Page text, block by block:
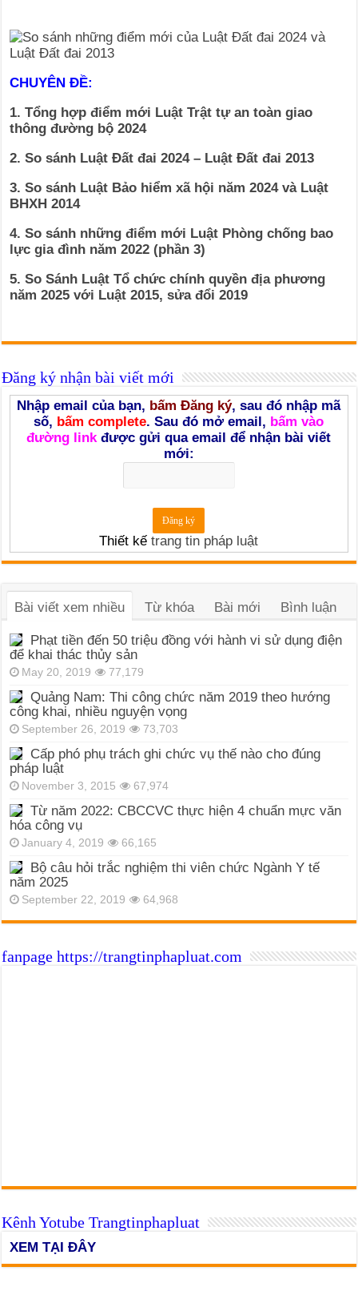
CHUYÊN ĐỀ:
1. Tổng hợp điểm mới Luật Trật tự an toàn giao
thông đường bộ 2024
2. So sánh Luật Đất đai 2024 – Luật Đất đai 2013
3. So sánh Luật Bảo hiểm xã hội năm 2024 và Luật
BHXH 2014
4. So sánh những điểm mới Luật Phòng chống bao
lực gia đình năm 2022 (phần 3)
5. So Sánh Luật Tổ chức chính quyền địa phương
năm 2025 với Luật 2015, sửa đổi 2019
Đăng ký nhận bài viết mới
Nhập email của bạn, bấm Đăng ký, sau đó nhập mã
số, bấm complete. Sau đó mở email, bấm vào
đường link được gửi qua email để nhận bài viết
mới:
Thiết kếtrang tin pháp luật
Bài viết xem nhiều Từ khóa Bài mới Bình luận
Phạt tiền đến 50 triệu đồng với hành vi sử dụng điện
để khai thác thủy sản
May 20, 2019 77,179
Quảng Nam: Thi công chức năm 2019 theo hướng
công khai, nhiều nguyện vọng
September 26, 2019 73,703
Cấp phó phụ trách ghi chức vụ thế nào cho đúng
pháp luật
November 3, 2015 67,974
Từ năm 2022: CBCCVC thực hiện 4 chuẩn mực văn
hóa công vụ
January 4, 2019 66,165
Bộ câu hỏi trắc nghiệm thi viên chức Ngành Y tế
năm 2025
September 22, 2019 64,968
fanpage https://trangtinphapluat.com
Kênh Yotube Trangtinphapluat
XEM TẠI ĐÂY